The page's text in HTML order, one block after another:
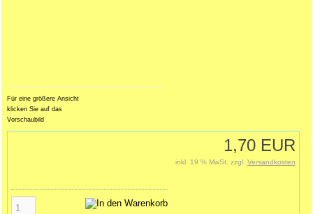
Für eine größere Ansicht
klicken Sie auf das
Vorschaubild
1,70 EUR
inkl. 19 % MwSt. zzgl. Versandkosten